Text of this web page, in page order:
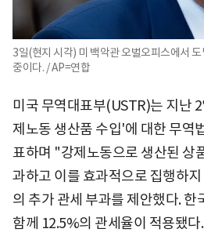
3일(현지 시각) 미 백악관 오벌오피스에서
중이다. / AP=연합
미국 무역대표부(USTR)는 지난
제노동 생산품 수입'에 대한 무역
표하며 "강제노동으로 생산된 상
과하고 이를 효과적으로 집행하
의 추가 관세 부과를 제안했다. 한
함께 12.5%의 관세율이 적용됐다.